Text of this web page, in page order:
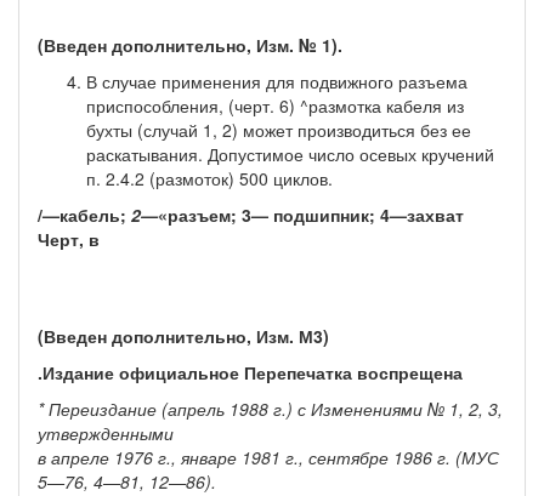
(Введен дополнительно, Изм. № 1).
В случае применения для подвижного разъема
приспособления, (черт. 6) ^размотка кабеля из
бухты (случай 1, 2) может производиться без ее
раскатыва­ния. Допустимое число осевых кручений
п. 2.4.2 (размоток) 500 циклов.
/—кабель; 2—«разъем; 3— подшипник; 4—захват
Черт, в
(Введен дополнительно, Изм. М3)
.Издание официальное Перепечатка воспрещена
* Переиздание (апрель 1988 г.) с Изменениями № 1, 2, 3,
утвержденными
в апреле 1976 г., январе 1981 г., сентябре 1986 г. (МУС
5—76, 4—81, 12—86).